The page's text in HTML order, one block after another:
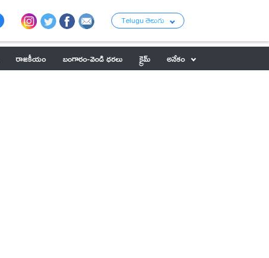
Telugu తెలుగు
రాజకీయం బంగారం-వెండి ధరలు క్రైమ్
అనేకం